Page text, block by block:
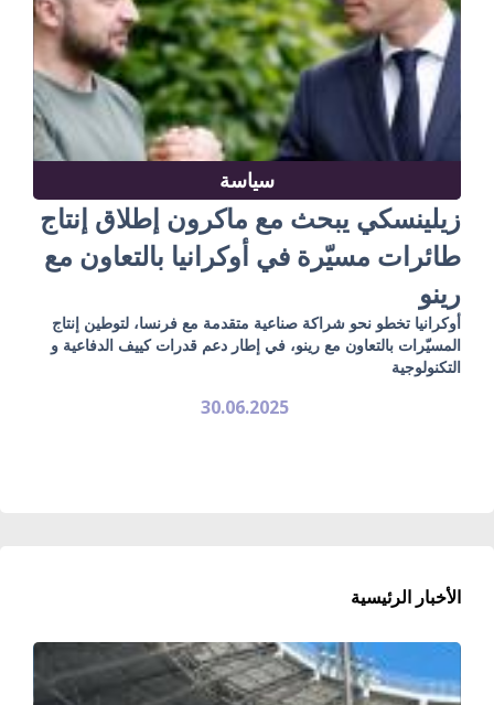
سياسة
زيلينسكي يبحث مع ماكرون إطلاق إنتاج
طائرات مسيّرة في أوكرانيا بالتعاون مع
رينو
أوكرانيا تخطو نحو شراكة صناعية متقدمة مع فرنسا، لتوطين إنتاج
المسيّرات بالتعاون مع رينو، في إطار دعم قدرات كييف الدفاعية و
التكنولوجية
30.06.2025
الأخبار الرئيسية